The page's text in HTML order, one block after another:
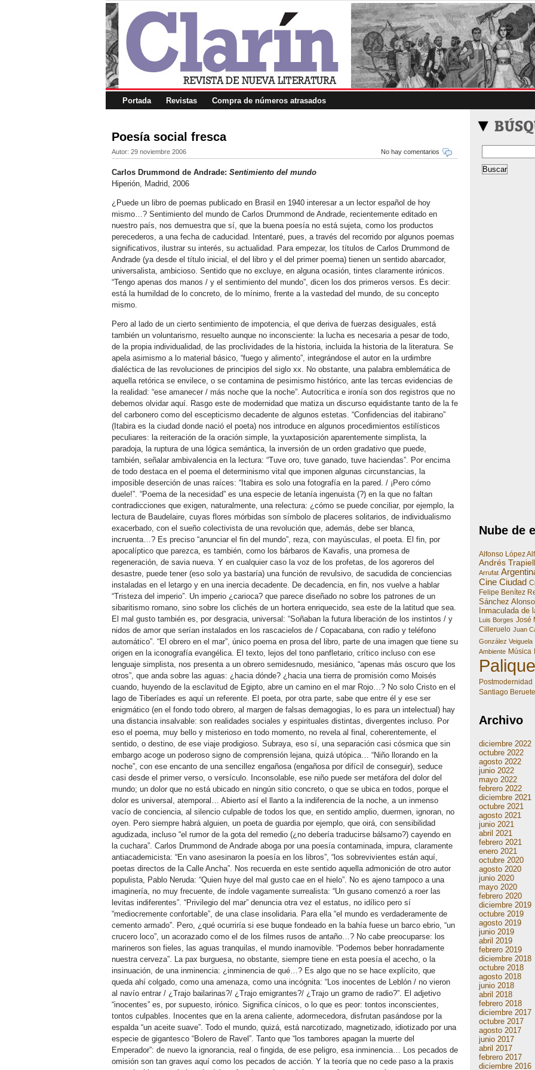
Portada Revistas Compra de números atrasados
Poesía social fresca
No hay comentarios
Autor: 29 noviembre 2006
Carlos Drummond de Andrade: Sentimiento del mundo
Hiperión, Madrid, 2006
¿Puede un libro de poemas publicado en Brasil en 1940 interesar a un lector español de hoy
mismo…? Sentimiento del mundo de Carlos Drummond de Andrade, recientemente editado en
nuestro país, nos demuestra que sí, que la buena poesía no está sujeta, como los productos
perecederos, a una fecha de caducidad. Intentaré, pues, a través del recorrido por algunos poemas
significativos, ilustrar su interés, su actualidad. Para empezar, los títulos de Carlos Drummond de
Andrade (ya desde el título inicial, el del libro y el del primer poema) tienen un sentido abarcador,
universalista, ambicioso. Sentido que no excluye, en alguna ocasión, tintes claramente irónicos.
“Tengo apenas dos manos / y el sentimiento del mundo”, dicen los dos primeros versos. Es decir:
está la humildad de lo concreto, de lo mínimo, frente a la vastedad del mundo, de su concepto
mismo.
Pero al lado de un cierto sentimiento de impotencia, el que deriva de fuerzas desiguales, está
también un voluntarismo, resuelto aunque no inconsciente: la lucha es necesaria a pesar de todo,
de la propia individualidad, de las proclividades de la historia, incluida la historia de la literatura. Se
apela asimismo a lo material básico, “fuego y alimento”, integrándose el autor en la urdimbre
dialéctica de las revoluciones de principios del siglo xx. No obstante, una palabra emblemática de
aquella retórica se envilece, o se contamina de pesimismo histórico, ante las tercas evidencias de
la realidad: “ese amanecer / más noche que la noche”. Autocrítica e ironía son dos registros que no
debemos olvidar aquí. Rasgo este de modernidad que matiza un discurso equidistante tanto de la fe
del carbonero como del escepticismo decadente de algunos estetas. “Confidencias del itabirano”
(Itabira es la ciudad donde nació el poeta) nos introduce en algunos procedimientos estilísticos
peculiares: la reiteración de la oración simple, la yuxtaposición aparentemente simplista, la
paradoja, la ruptura de una lógica semántica, la inversión de un orden gradativo que puede,
también, señalar ambivalencia en la lectura: “Tuve oro, tuve ganado, tuve haciendas”. Por encima
de todo destaca en el poema el determinismo vital que imponen algunas circunstancias, la
imposible deserción de unas raíces: “Itabira es solo una fotografía en la pared. / ¡Pero cómo
duele!”. “Poema de la necesidad” es una especie de letanía ingenuista (?) en la que no faltan
contradicciones que exigen, naturalmente, una relectura: ¿cómo se puede conciliar, por ejemplo, la
lectura de Baudelaire, cuyas flores mórbidas son símbolo de placeres solitarios, de individualismo
exacerbado, con el sueño colectivista de una revolución que, además, debe ser blanca,
incruenta…? Es preciso “anunciar el fin del mundo”, reza, con mayúsculas, el poeta. El fin, por
apocalíptico que parezca, es también, como los bárbaros de Kavafis, una promesa de
regeneración, de savia nueva. Y en cualquier caso la voz de los profetas, de los agoreros del
desastre, puede tener (eso solo ya bastaría) una función de revulsivo, de sacudida de conciencias
instaladas en el letargo y en una inercia decadente. De decadencia, en fin, nos vuelve a hablar
“Tristeza del imperio”. Un imperio ¿carioca? que parece diseñado no sobre los patrones de un
sibaritismo romano, sino sobre los clichés de un hortera enriquecido, sea este de la latitud que sea.
El mal gusto también es, por desgracia, universal: “Soñaban la futura liberación de los instintos / y
nidos de amor que serían instalados en los rascacielos de / Copacabana, con radio y teléfono
automático”. “El obrero en el mar”, único poema en prosa del libro, parte de una imagen que tiene su
origen en la iconografía evangélica. El texto, lejos del tono panfletario, crítico incluso con ese
lenguaje simplista, nos presenta a un obrero semidesnudo, mesiánico, “apenas más oscuro que los
otros”, que anda sobre las aguas: ¿hacia dónde? ¿hacia una tierra de promisión como Moisés
cuando, huyendo de la esclavitud de Egipto, abre un camino en el mar Rojo…? No solo Cristo en el
lago de Tiberíades es aquí un referente. El poeta, por otra parte, sabe que entre él y ese ser
enigmático (en el fondo todo obrero, al margen de falsas demagogias, lo es para un intelectual) hay
una distancia insalvable: son realidades sociales y espirituales distintas, divergentes incluso. Por
eso el poema, muy bello y misterioso en todo momento, no revela al final, coherentemente, el
sentido, o destino, de ese viaje prodigioso. Subraya, eso sí, una separación casi cósmica que sin
embargo acoge un poderoso signo de comprensión lejana, quizá utópica… “Niño llorando en la
noche”, con ese encanto de una sencillez engañosa (engañosa por difícil de conseguir), seduce
casi desde el primer verso, o versículo. Inconsolable, ese niño puede ser metáfora del dolor del
mundo; un dolor que no está ubicado en ningún sitio concreto, o que se ubica en todos, porque el
dolor es universal, atemporal… Abierto así el llanto a la indiferencia de la noche, a un inmenso
vacío de conciencia, al silencio culpable de todos los que, en sentido amplio, duermen, ignoran, no
oyen. Pero siempre habrá alguien, un poeta de guardia por ejemplo, que oirá, con sensibilidad
agudizada, incluso “el rumor de la gota del remedio (¿no debería traducirse bálsamo?) cayendo en
la cuchara”. Carlos Drummond de Andrade aboga por una poesía contaminada, impura, claramente
antiacademicista: “En vano asesinaron la poesía en los libros”, “los sobrevivientes están aquí,
poetas directos de la Calle Ancha”. Nos recuerda en este sentido aquella admonición de otro autor
populista, Pablo Neruda: “Quien huye del mal gusto cae en el hielo”. No es ajeno tampoco a una
imaginería, no muy frecuente, de índole vagamente surrealista: “Un gusano comenzó a roer las
levitas indiferentes”. “Privilegio del mar” denuncia otra vez el estatus, no idílico pero sí
“mediocremente confortable”, de una clase insolidaria. Para ella “el mundo es verdaderamente de
cemento armado”. Pero, ¿qué ocurriría si ese buque fondeado en la bahía fuese un barco ebrio, “un
crucero loco”, un acorazado como el de los filmes rusos de antaño…? No cabe preocuparse: los
marineros son fieles, las aguas tranquilas, el mundo inamovible. “Podemos beber honradamente
nuestra cerveza”. La pax burguesa, no obstante, siempre tiene en esta poesía el acecho, o la
insinuación, de una inminencia: ¿inminencia de qué…? Es algo que no se hace explícito, que
queda ahí colgado, como una amenaza, como una incógnita: “Los inocentes de Leblón / no vieron
al navío entrar / ¿Trajo bailarinas?/ ¿Trajo emigrantes?/ ¿Trajo un gramo de radio?”. El adjetivo
“inocentes” es, por supuesto, irónico. Significa cínicos, o lo que es peor: tontos inconscientes,
tontos culpables. Inocentes que en la arena caliente, adormecedora, disfrutan pasándose por la
espalda “un aceite suave”. Todo el mundo, quizá, está narcotizado, magnetizado, idiotizado por una
especie de gigantesco “Bolero de Ravel”. Tanto que “los tambores apagan la muerte del
Emperador”: de nuevo la ignorancia, real o fingida, de ese peligro, esa inminencia… Los pecados de
omisión son tan graves aquí como los pecados de acción. Y la teoría que no cede paso a la praxis
Nube de
Alfonso López
Andrés
Arrufat
Cine Ciudad
Felipe Benítez
Sánchez Alonso
Inmaculada de
Luis Borges José
Cilleruelo Juan
González Veiguela
Ambiente Música
Postmodernidad
Santiago Beruete
Archivo
diciembre 2022
octubre 2022
agosto 2022
junio 2022
mayo 2022
febrero 2022
diciembre 2021
octubre 2021
agosto 2021
junio 2021
abril 2021
febrero 2021
enero 2021
octubre 2020
agosto 2020
junio 2020
mayo 2020
febrero 2020
diciembre 2019
octubre 2019
agosto 2019
junio 2019
abril 2019
febrero 2019
diciembre 2018
octubre 2018
agosto 2018
junio 2018
abril 2018
febrero 2018
diciembre 2017
octubre 2017
agosto 2017
junio 2017
abril 2017
febrero 2017
diciembre 2016